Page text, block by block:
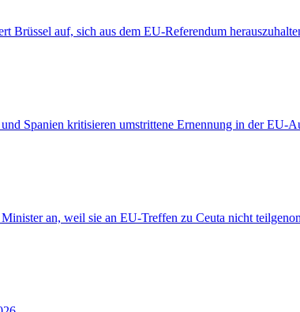
Brüssel auf, sich aus dem EU-Referendum
Spanien kritisieren umstrittene Ernennung in der EU-
an, weil sie an EU-Treffen zu Ceuta nicht